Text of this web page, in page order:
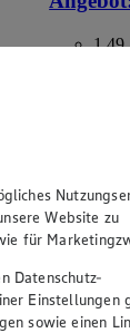
1.49
aus
Website zu
für
Datenschutz-
Einstellungen
sowie einen